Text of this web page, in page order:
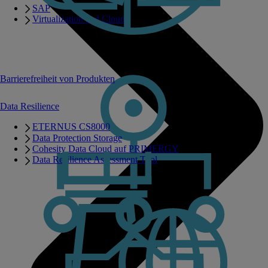
SAP
Virtualization and Cloud
Data Resilience
ETERNUS CS8000
Data Protection Storage
Cohesity Data Cloud auf PRIMERGY
Data Resilience Assessment Tool
Barrierefreiheit von Produkten